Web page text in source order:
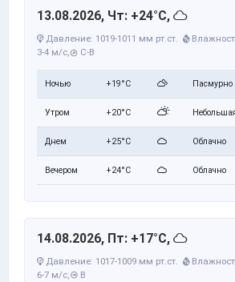
13.08.2026, Чт: +24°C,
Давление: 1019-1011 мм рт.ст.
3-4 м/с,
С-В
Ночью +19°C Пасмурно
Утром +20°C
Днем +25°C Облачно
Вечером +24°C Облачно
14.08.2026, Пт: +17°C,
Давление: 1017-1009 мм рт.ст.
6-7 м/с,
В